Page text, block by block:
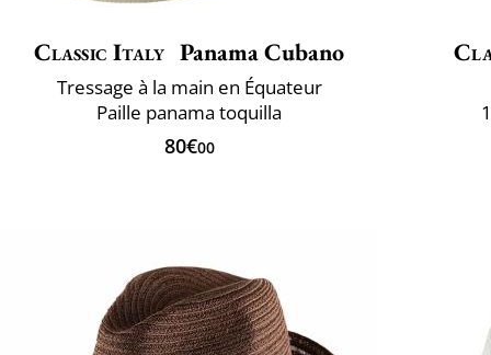
Classic Italy Panama Cubano
Tressage à la main en Équateur
Paille panama toquilla
80€00